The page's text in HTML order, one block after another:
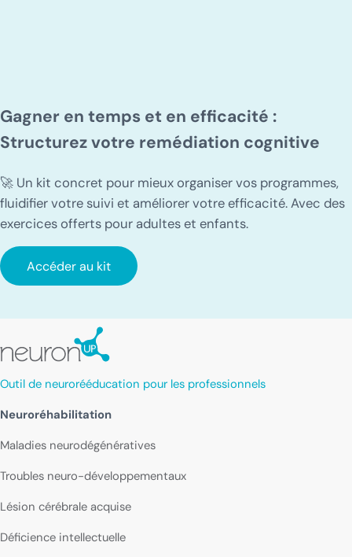
Gagner en temps et en efficacité :
Structurez votre remédiation cognitive
🚀 Un kit concret pour mieux organiser vos programmes,
fluidifier votre suivi et améliorer votre efficacité. Avec des
exercices offerts pour adultes et enfants.
Accéder au kit
Outil de neurorééducation pour les professionnels
Neuroréhabilitation
Maladies neurodégénératives
Troubles neuro-développementaux
Lésion cérébrale acquise
Déficience intellectuelle